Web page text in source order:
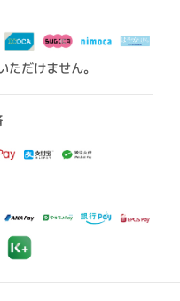
だけません。